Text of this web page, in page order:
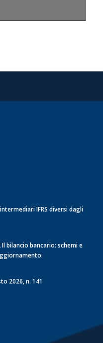
IFRS diversi dagli
bilancio bancario: schemi e
2026, n. 141